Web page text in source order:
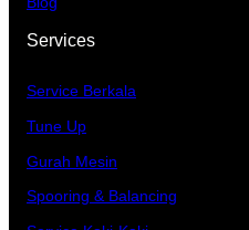
Services
Service Berkala
Tune Up
Gurah Mesin
Spooring & Balancing